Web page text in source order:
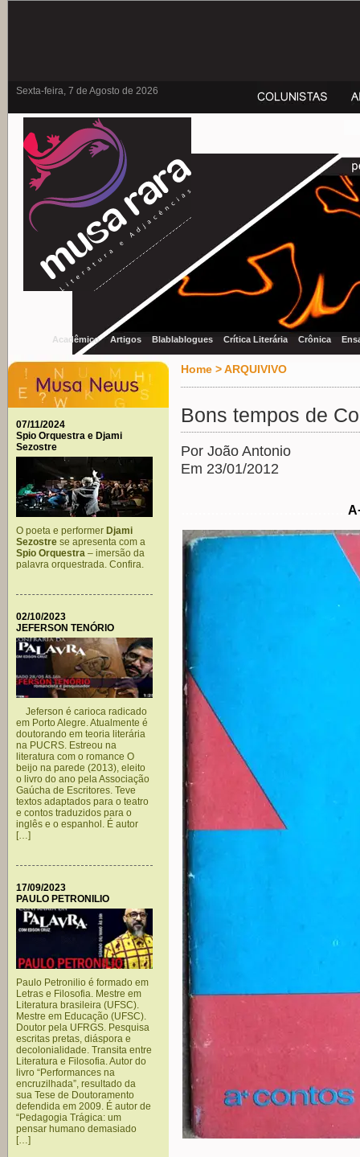
Sexta-feira, 7 de Agosto de 2026
Acadêmico Artigos Blablablogues Crítica Literária Crônica
07/11/2024
Spio Orquestra e Djami
Sezostre
O poeta e performer Djami
Sezostre se apresenta com a
Spio Orquestra – imersão da
palavra orquestrada. Confira.
02/10/2023
JEFERSON TENÓRIO
Jeferson é carioca radicado
em Porto Alegre. Atualmente é
doutorando em teoria literária
na PUCRS. Estreou na
literatura com o romance O
beijo na parede (2013), eleito
o livro do ano pela Associação
Gaúcha de Escritores. Teve
textos adaptados para o teatro
e contos traduzidos para o
inglês e o espanhol. É autor
[…]
17/09/2023
PAULO PETRONILIO
Paulo Petronilio é formado em
Letras e Filosofia. Mestre em
Literatura brasileira (UFSC).
Mestre em Educação (UFSC).
Doutor pela UFRGS. Pesquisa
escritas pretas, diáspora e
decolonialidade. Transita entre
Literatura e Filosofia. Autor do
livro “Performances na
encruzilhada”, resultado da
sua Tese de Doutoramento
defendida em 2009. É autor de
“Pedagogia Trágica: um
pensar humano demasiado
[…]
Home >ARQUIVIVO
Bons tempos de
Por João Antonio
Em 23/01/2012